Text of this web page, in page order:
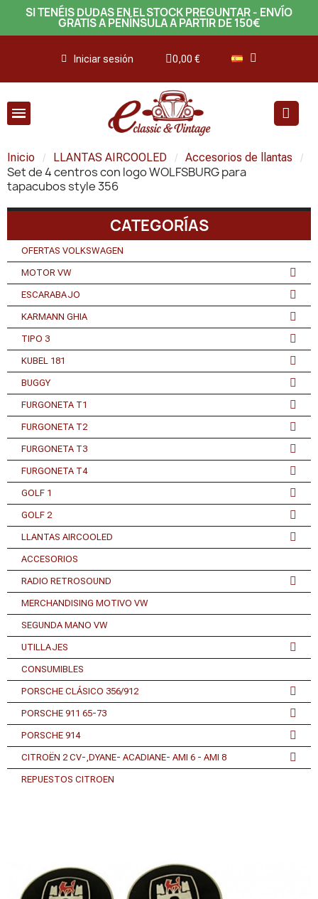
SI TENÉIS DUDAS EN EL STOCK PREGUNTAR - ENVÍO
GRATIS A PENÍNSULA A PARTIR DE 150€
Iniciar sesión 0,00 €
Inicio LLANTAS AIRCOOLED Accesorios de llantas
Set de 4 centros con logo WOLFSBURG para
tapacubos style 356
CATEGORÍAS
OFERTAS VOLKSWAGEN
MOTOR VW
ESCARABAJO
KARMANN GHIA
TIPO 3
KUBEL 181
BUGGY
FURGONETA T1
FURGONETA T2
FURGONETA T3
FURGONETA T4
GOLF 1
GOLF 2
LLANTAS AIRCOOLED
ACCESORIOS
RADIO RETROSOUND
MERCHANDISING MOTIVO VW
SEGUNDA MANO VW
UTILLAJES
CONSUMIBLES
PORSCHE CLÁSICO 356/912
PORSCHE 911 65-73
PORSCHE 914
CITROËN 2 CV-,DYANE- ACADIANE- AMI 6 - AMI 8
REPUESTOS CITROEN